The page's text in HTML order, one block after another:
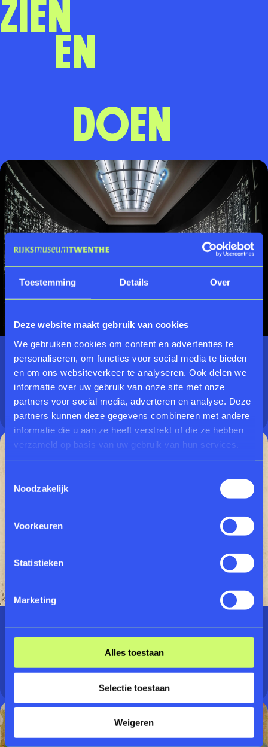
Toestemming Details Over
Deze website maakt gebruik van cookies
We gebruiken cookies om content en advertenties te
personaliseren, om functies voor social media te bieden
en om ons websiteverkeer te analyseren. Ook delen we
informatie over uw gebruik van onze site met onze
partners voor social media, adverteren en analyse. Deze
partners kunnen deze gegevens combineren met andere
informatie die u aan ze heeft verstrekt of die ze hebben
verzameld op basis van uw gebruik van hun services.
Noodzakelijk
Voorkeuren
Statistieken
Marketing
Alles toestaan
Selectie toestaan
Weigeren
Zien
en
doen
27.11.2025 - 01.02.2027
Calculating Empires
08.03.2026 - 10.01.2027
Edwina van Heek